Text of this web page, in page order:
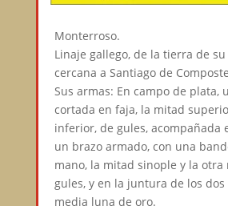
Monterroso.
Linaje gallego, de la tierra de
cercana a Santiago de
Sus armas: En campo de plata,
cortada en faja, la mitad
inferior, de gules, acompañada
un brazo armado, con una
mano, la mitad sinople y la otra
gules, y en la juntura de los dos
media luna de oro.